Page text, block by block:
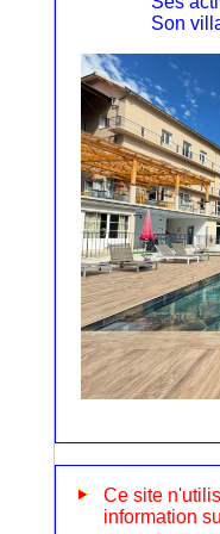
Son
Ce site
information